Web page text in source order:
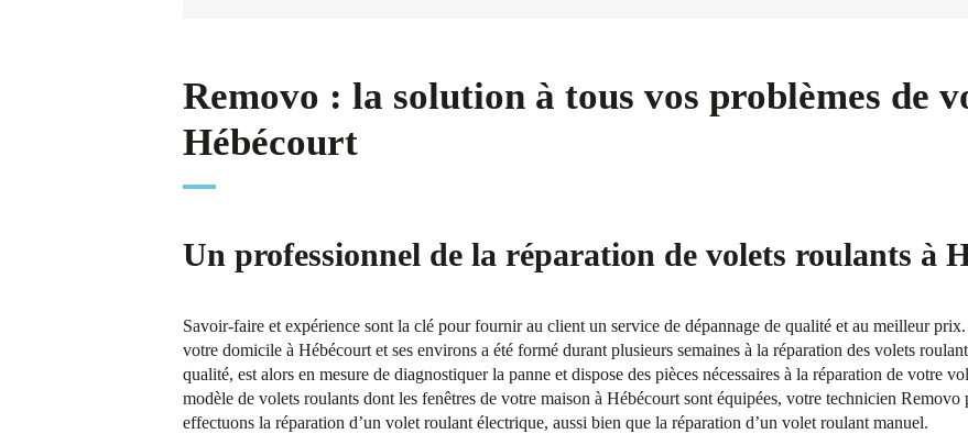
Removo : la solution à tous vos problèmes de
Hébécourt
Un professionnel de la réparation de volets roulants à
Savoir-faire et expérience sont la clé pour fournir au client un service de dépannage de qualité et au meilleur
votre domicile à Hébécourt et ses environs a été formé durant plusieurs semaines à la réparation des volets
qualité, est alors en mesure de diagnostiquer la panne et dispose des pièces nécessaires à la réparation de votre
modèle de volets roulants dont les fenêtres de votre maison à Hébécourt sont équipées, votre technicien Removo
effectuons la réparation d’un volet roulant électrique, aussi bien que la réparation d’un volet roulant manuel.